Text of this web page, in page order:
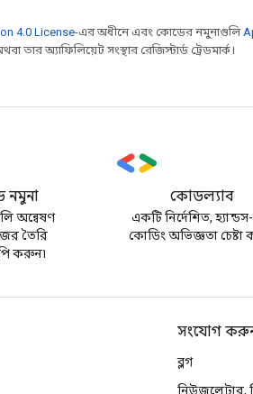
4.0 License-এর অধীনে এবং কোডের নমুনাগুলি
তার অ্যাফিলিয়েট সংস্থার রেজিস্টার্ড ট্রেডমার্ক।
নমুনা
অন্বেষণ
তৈরি
করুন৷
কোডল্যাব
একটি নির্দেশিত,
কোডিং অভিজ্ঞতা
সংযোগ
ব্লগ
নিউজলেটার,